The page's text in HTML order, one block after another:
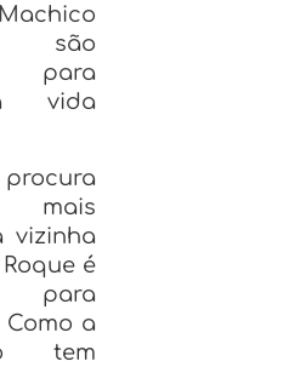
são
para
vida
mais
vizinha
é
para
a
tem